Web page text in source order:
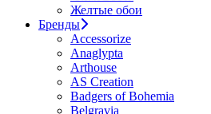
Желтые обои
Бренды
Accessorize
Anaglypta
Arthouse
AS Creation
Badgers of Bohemia
Belgravia